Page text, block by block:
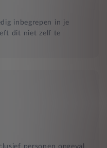
inbegrepen in je
dit niet zelf te
personen ongeval